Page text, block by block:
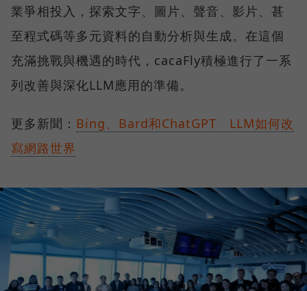
業爭相投入，探索文字、圖片、聲音、影片、甚
至程式碼等多元資料的自動分析與生成。在這個
充滿挑戰與機遇的時代，cacaFly積極進行了一系
列改善與深化LLM應用的準備。
更多新聞： Bing、Bard和ChatGPT LLM如何改
寫網路世界